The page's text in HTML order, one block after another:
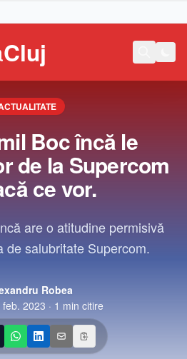
Boc încă le
de la Supercom
ce vor.
are o atitudine permisivă
de salubritate Supercom.
Robea
feb. 2023 · 1 min citire